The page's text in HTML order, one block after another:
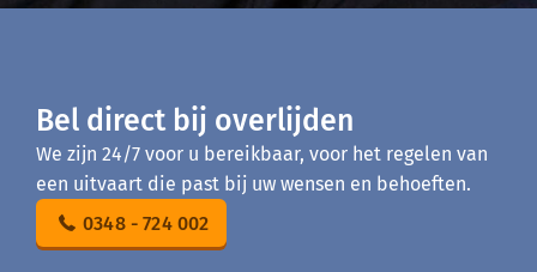
Bel direct bij overlijden
We zijn 24/7 voor u bereikbaar, voor het regelen van
een uitvaart die past bij uw wensen en behoeften.
0348 - 724 002